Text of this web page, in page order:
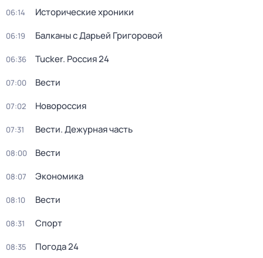
06:14 Исторические хроники
06:19 Балканы с Дарьей Григоровой
06:36 Tucker. Россия 24
07:00 Вести
07:02 Новороссия
07:31 Вести. Дежурная часть
08:00 Вести
08:07 Экономика
08:10 Вести
08:31 Спорт
08:35 Погода 24